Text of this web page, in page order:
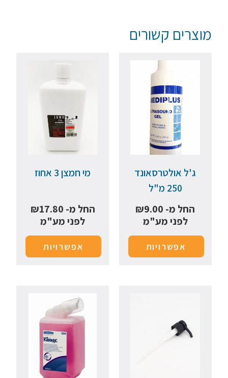
מוצרים קשורים
ג'ל אולטרסאונד
250 מ"ל
החל מ-
₪9.00
לפני מע"מ
אפשרויות
מי חמצן 3 אחוז
החל מ- ₪17.80
לפני מע"מ
אפשרויות